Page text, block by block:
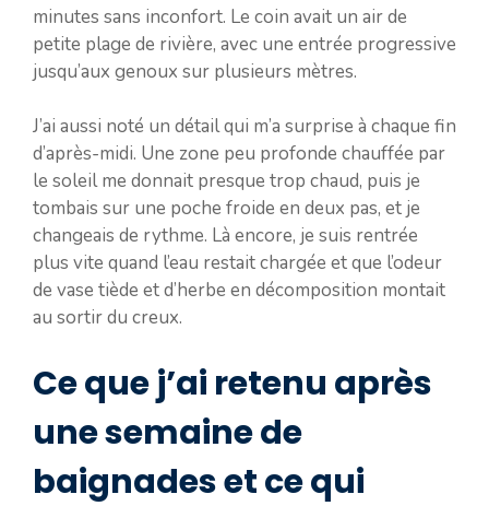
minutes sans inconfort. Le coin avait un air de
petite plage de rivière, avec une entrée progressive
jusqu’aux genoux sur plusieurs mètres.
J’ai aussi noté un détail qui m’a surprise à chaque fin
d’après-midi. Une zone peu profonde chauffée par
le soleil me donnait presque trop chaud, puis je
tombais sur une poche froide en deux pas, et je
changeais de rythme. Là encore, je suis rentrée
plus vite quand l’eau restait chargée et que l’odeur
de vase tiède et d’herbe en décomposition montait
au sortir du creux.
Ce que j’ai retenu après
une semaine de
baignades et ce qui